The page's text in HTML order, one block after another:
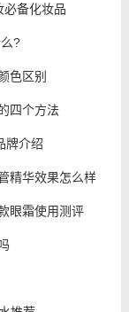
必备化妆品
?
色区别
四个方法
牌介绍
精华效果怎么样
眼霜使用测评